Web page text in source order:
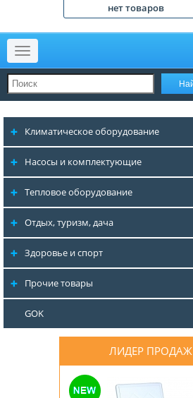
нет товаров
Меню
Климатическое оборудование
Насосы и комплектующие
Тепловое оборудование
Отдых, туризм, дача
Здоровье и спорт
Прочие товары
GOK
ЛИДЕР ПРОДАЖ